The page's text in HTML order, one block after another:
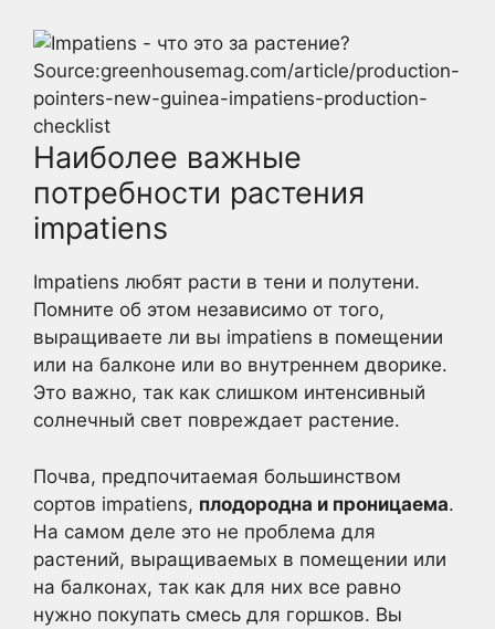
Source:greenhousemag.com/article/production-
pointers-new-guinea-impatiens-production-
checklist
Наиболее важные
потребности растения
impatiens
Impatiens любят расти в тени и полутени.
Помните об этом независимо от того,
выращиваете ли вы impatiens в помещении
или на балконе или во внутреннем дворике.
Это важно, так как слишком интенсивный
солнечный свет повреждает растение.
Почва, предпочитаемая большинством
сортов impatiens, плодородна и проницаема.
На самом деле это не проблема для
растений, выращиваемых в помещении или
на балконах, так как для них все равно
нужно покупать смесь для горшков. Вы